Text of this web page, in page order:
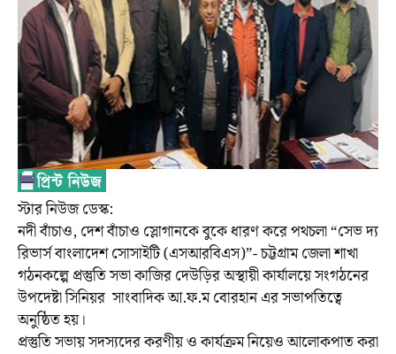
স্টার নিউজ ডেস্ক:
নদী বাঁচাও, দেশ বাঁচাও স্লোগানকে বুকে ধারণ করে পথচলা “সেভ দ্য
রিভার্স বাংলাদেশ সোসাইটি (এসআরবিএস)”- চট্টগ্রাম জেলা শাখা
গঠনকল্পে প্রস্তুতি সভা কাজির দেউড়ির অস্থায়ী কার্যালয়ে সংগঠনের
উপদেষ্টা সিনিয়র সাংবাদিক আ.ফ.ম বোরহান এর সভাপতিত্বে
অনুষ্ঠিত হয়।
প্রস্তুতি সভায় সদস্যদের করণীয় ও কার্যক্রম নিয়েও আলোকপাত করা